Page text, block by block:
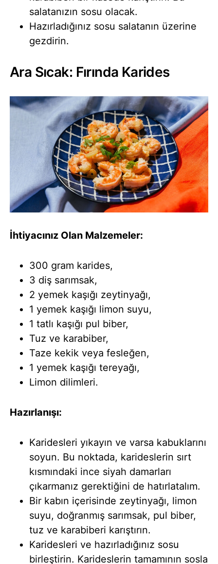
salatanızın sosu olacak.
Hazırladığınız sosu salatanın üzerine
gezdirin.
Ara Sıcak: Fırında Karides
İhtiyacınız Olan Malzemeler:
300 gram karides,
3 diş sarımsak,
2 yemek kaşığı zeytinyağı,
1 yemek kaşığı limon suyu,
1 tatlı kaşığı pul biber,
Tuz ve karabiber,
Taze kekik veya fesleğen,
1 yemek kaşığı tereyağı,
Limon dilimleri.
Hazırlanışı:
Karidesleri yıkayın ve varsa kabuklarını
soyun. Bu noktada, karideslerin sırt
kısmındaki ince siyah damarları
çıkarmanız gerektiğini de hatırlatalım.
Bir kabın içerisinde zeytinyağı, limon
suyu, doğranmış sarımsak, pul biber,
tuz ve karabiberi karıştırın.
Karidesleri ve hazırladığınız sosu
birleştirin. Karideslerin tamamının sosla